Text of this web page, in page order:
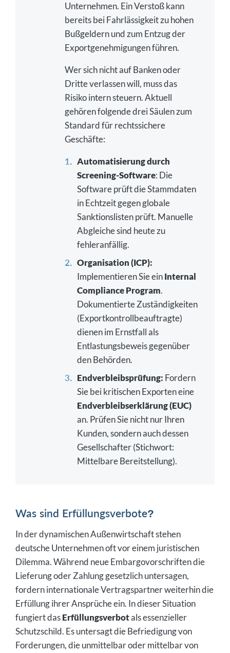
Unternehmen. Ein Verstoß kann
bereits bei Fahrlässigkeit zu hohen
Bußgeldern und zum Entzug der
Exportgenehmigungen führen.
Wer sich nicht auf Banken oder
Dritte verlassen will, muss das
Risiko intern steuern. Aktuell
gehören folgende drei Säulen zum
Standard für rechtssichere
Geschäfte:
Automatisierung durch
Screening-Software: Die
Software prüft die Stammdaten
in Echtzeit gegen globale
Sanktionslisten prüft. Manuelle
Abgleiche sind heute zu
fehleranfällig.
Organisation (ICP):
Implementieren Sie einInternal
Compliance Program.
Dokumentierte Zuständigkeiten
(Exportkontrollbeauftragte)
dienen im Ernstfall als
Entlastungsbeweis gegenüber
den Behörden.
Endverbleibsprüfung: Fordern
Sie bei kritischen Exporten eine
Endverbleibserklärung (EUC)
an. Prüfen Sie nicht nur Ihren
Kunden, sondern auch dessen
Gesellschafter (Stichwort:
Mittelbare Bereitstellung).
Was sind Erfüllungsverbote?
In der dynamischen Außenwirtschaft stehen
deutsche Unternehmen oft vor einem juristischen
Dilemma. Während neue Embargovorschriften die
Lieferung oder Zahlung gesetzlich untersagen,
fordern internationale Vertragspartner weiterhin die
Erfüllung ihrer Ansprüche ein. In dieser Situation
fungiert dasErfüllungsverbotals essenzieller
Schutzschild. Es untersagt die Befriedigung von
Forderungen, die unmittelbar oder mittelbar von